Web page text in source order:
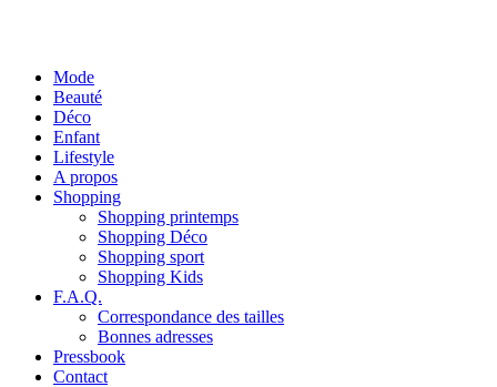
Mode
Beauté
Déco
Enfant
Lifestyle
A propos
Shopping
Shopping printemps
Shopping Déco
Shopping sport
Shopping Kids
F.A.Q.
Correspondance des tailles
Bonnes adresses
Pressbook
Contact